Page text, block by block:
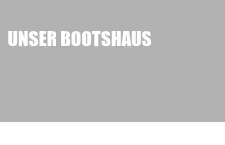
UNSER BOOTSHAUS